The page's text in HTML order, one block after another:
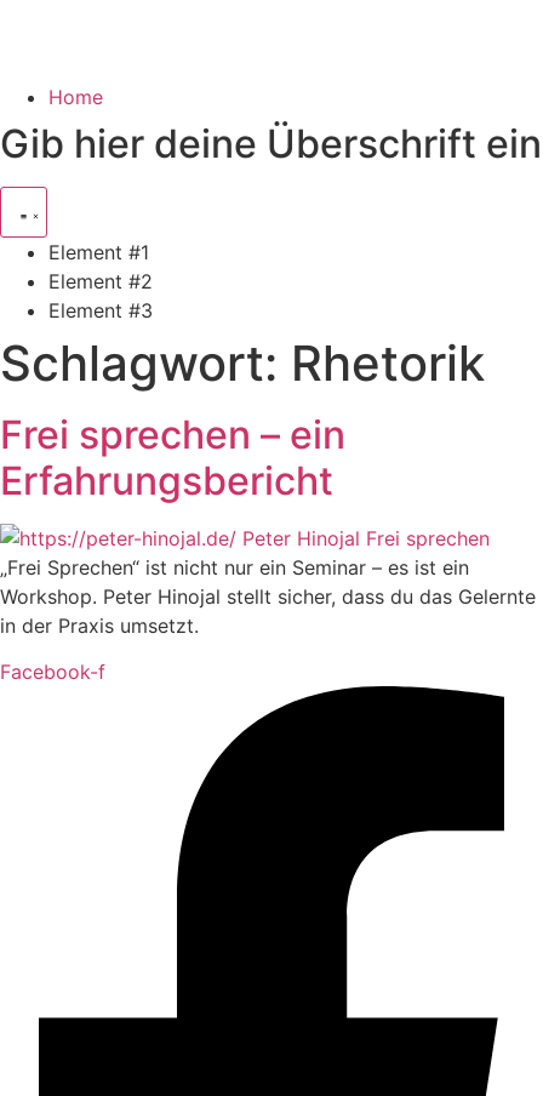
Home
Gib hier deine Überschrift ein
Element #1
Element #2
Element #3
Schlagwort: Rhetorik
Frei sprechen – ein
Erfahrungsbericht
„Frei Sprechen“ ist nicht nur ein Seminar – es ist ein
Workshop. Peter Hinojal stellt sicher, dass du das Gelernte
in der Praxis umsetzt.
Facebook-f